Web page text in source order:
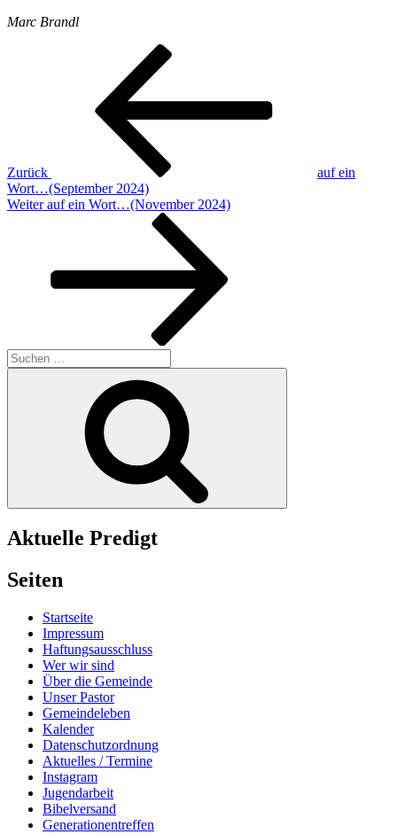
Marc Brandl
Beitragsnavigation
Zurück
auf ein
Wort…(September 2024)
Nächster
Weiter auf ein Wort…(November 2024)
Suchen
nach:
Aktuelle Predigt
Seiten
Startseite
Impressum
Haftungsausschluss
Wer wir sind
Über die Gemeinde
Unser Pastor
Gemeindeleben
Kalender
Datenschutzordnung
Aktuelles / Termine
Instagram
Jugendarbeit
Bibelversand
Generationentreffen